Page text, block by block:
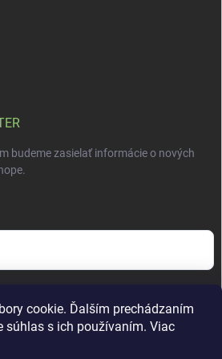
cookie. Ďalším prechádzaním
súhlas s ich používaním. Viac
budeme zasielať informácie o nových